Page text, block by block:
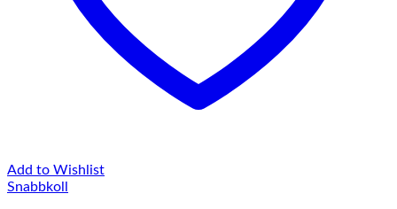
Add to Wishlist
Snabbkoll